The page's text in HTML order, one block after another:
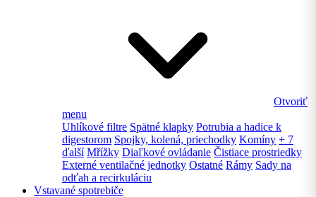
Otvoriť
menu
Uhlíkové filtre Spätné klapky Potrubia a hadice k
digestorom Spojky, kolená, priechodky Komíny + 7
ďalší Mřížky Diaľkové ovládanie Čistiace prostriedky
Externé ventilačné jednotky Ostatné Rámy Sady na
odťah a recirkuláciu
Vstavané spotrebiče